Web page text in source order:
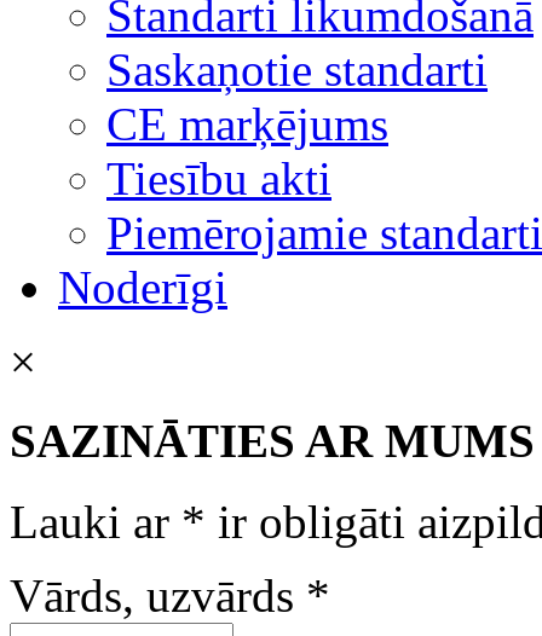
Standarti likumdošanā
Saskaņotie standarti
CE marķējums
Tiesību akti
Piemērojamie standarti
Noderīgi
×
SAZINĀTIES AR MUMS
Lauki ar * ir obligāti
Vārds, uzvārds *